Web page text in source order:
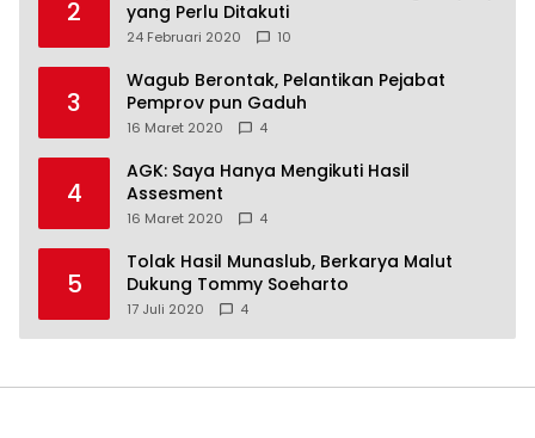
2
yang Perlu Ditakuti
24 Februari 2020 10
3
Wagub Berontak, Pelantikan Pejabat
Pemprov pun Gaduh
16 Maret 2020 4
4
AGK: Saya Hanya Mengikuti Hasil
Assesment
16 Maret 2020 4
5
Tolak Hasil Munaslub, Berkarya Malut
Dukung Tommy Soeharto
17 Juli 2020 4